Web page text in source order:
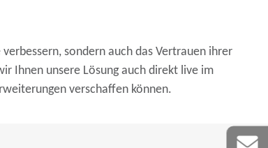
sondern auch das Vertrauen ihrer
Ihnen unsere Lösung auch direkt live im
verschaffen können.